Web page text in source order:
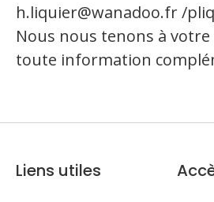
h.liquier@wanadoo.fr /
Nous nous tenons à
toute information
Liens utiles